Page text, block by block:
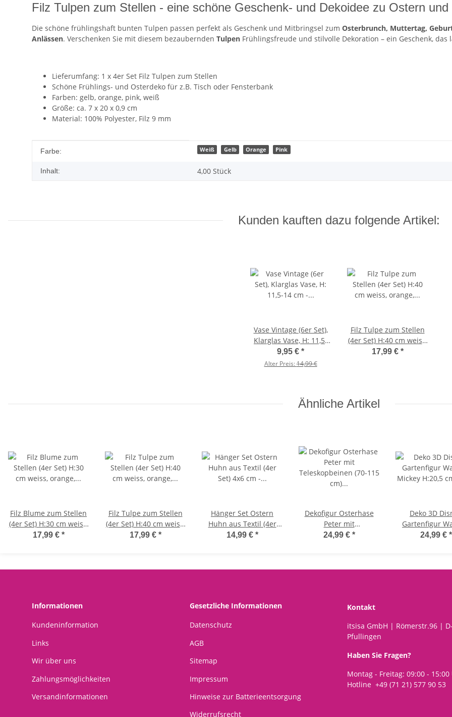
Filz Tulpen zum Stellen - eine schöne Geschenk- und Dekoidee zu Ostern und
Die schöne frühlingshaft bunten Tulpen passen perfekt als Geschenk und Mitbringsel zum Osterbrunch, Muttertag,
Anlässen. Verschenken Sie mit diesem bezaubernden Tulpen Frühlingsfreude und stilvolle Dekoration – ein Geschenk, das
Lieferumfang: 1 x 4er Set Filz Tulpen zum Stellen
Schöne Frühlings- und Osterdeko für z.B. Tisch oder Fensterbank
Farben: gelb, orange, pink, weiß
Größe: ca. 7 x 20 x 0,9 cm
Material: 100% Polyester, Filz 9 mm
Produkteigenschaft
Wert
Farbe: Weiß Gelb Orange Pink
Inhalt: 4,00 Stück
Kunden kauften dazu folgende Artikel:
Vase Vintage (6er Set),
Klarglas Vase, H: 11,5-
14 cm - Vasen aus Glas
zur Tischdekoration,
9,95 € *
Alter Preis:14,99 €
Filz Tulpe zum Stellen
(4er Set) H:40 cm weiss,
orange, pink, gelb -
Blumen, Osterdeko
17,99 € *
Ähnliche Artikel
Filz Blume zum Stellen
(4er Set) H:30 cm weiss,
orange, pink, gelb -
17,99 € *
Filz Tulpe zum Stellen
(4er Set) H:40 cm weiss,
orange, pink, gelb -
17,99 € *
Hänger Set Ostern
Huhn aus Textil (4er
Set) 4x6 cm -
14,99 € *
Dekofigur Osterhase
Peter mit
Teleskopbeinen (70-115
24,99 € *
Deko 3D
Gartenfigur
Mickey H:20,5
24,99 € *
Informationen
Kundeninformation
Links
Wir über uns
Zahlungsmöglichkeiten
Versandinformationen
Gesetzliche Informationen
Datenschutz
AGB
Sitemap
Impressum
Hinweise zur Batterieentsorgung
Widerrufsrecht
Kontakt
itsisa GmbH | Römerstr.96 |
Pfullingen
Haben Sie Fragen?
Montag - Freitag: 09:00 - 15:00
Hotline +49 (71 21) 577 90 53